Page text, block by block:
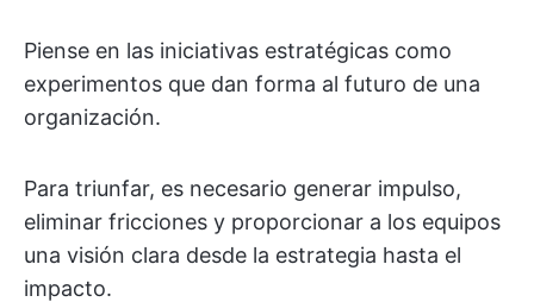
Piense en las iniciativas estratégicas como
experimentos que dan forma al futuro de una
organización.
Para triunfar, es necesario generar impulso,
eliminar fricciones y proporcionar a los equipos
una visión clara desde la estrategia hasta el
impacto.